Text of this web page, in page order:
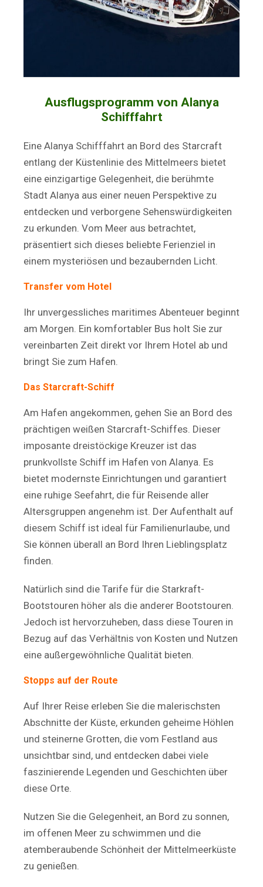
Ausflugsprogramm von Alanya
Schifffahrt
Eine Alanya Schifffahrt an Bord des Starcraft
entlang der Küstenlinie des Mittelmeers bietet
eine einzigartige Gelegenheit, die berühmte
Stadt Alanya aus einer neuen Perspektive zu
entdecken und verborgene Sehenswürdigkeiten
zu erkunden. Vom Meer aus betrachtet,
präsentiert sich dieses beliebte Ferienziel in
einem mysteriösen und bezaubernden Licht.
Transfer vom Hotel
Ihr unvergessliches maritimes Abenteuer beginnt
am Morgen. Ein komfortabler Bus holt Sie zur
vereinbarten Zeit direkt vor Ihrem Hotel ab und
bringt Sie zum Hafen.
Das Starcraft-Schiff
Am Hafen angekommen, gehen Sie an Bord des
prächtigen weißen Starcraft-Schiffes. Dieser
imposante dreistöckige Kreuzer ist das
prunkvollste Schiff im Hafen von Alanya. Es
bietet modernste Einrichtungen und garantiert
eine ruhige Seefahrt, die für Reisende aller
Altersgruppen angenehm ist. Der Aufenthalt auf
diesem Schiff ist ideal für Familienurlaube, und
Sie können überall an Bord Ihren Lieblingsplatz
finden.
Natürlich sind die Tarife für die Starkraft-
Bootstouren höher als die anderer Bootstouren.
Jedoch ist hervorzuheben, dass diese Touren in
Bezug auf das Verhältnis von Kosten und Nutzen
eine außergewöhnliche Qualität bieten.
Stopps auf der Route
Auf Ihrer Reise erleben Sie die malerischsten
Abschnitte der Küste, erkunden geheime Höhlen
und steinerne Grotten, die vom Festland aus
unsichtbar sind, und entdecken dabei viele
faszinierende Legenden und Geschichten über
diese Orte.
Nutzen Sie die Gelegenheit, an Bord zu sonnen,
im offenen Meer zu schwimmen und die
atemberaubende Schönheit der Mittelmeerküste
zu genießen.